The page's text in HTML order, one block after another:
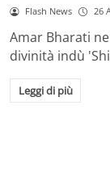
Flash News 26
Amar Bharati
divinità indù
Leggi di più